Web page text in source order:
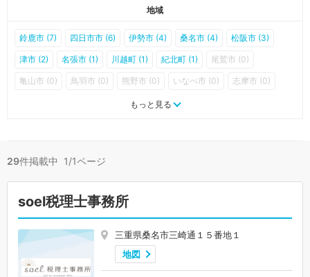
地域
鈴鹿市 (7) 四日市市 (6) 伊勢市 (4) 桑名市 (4) 松阪市 (3)
津市 (2) 名張市 (1) 川越町 (1) 紀北町 (1) 尾鷲市 (0)
亀山市 (0) 鳥羽市 (0) 熊野市 (0) いなべ市 (0) 志摩市 (0)
東員町 (0)
もっと見る
29件掲載中 1/1ページ
soel税理士事務所
三重県桑名市三崎通１５番地１
地図